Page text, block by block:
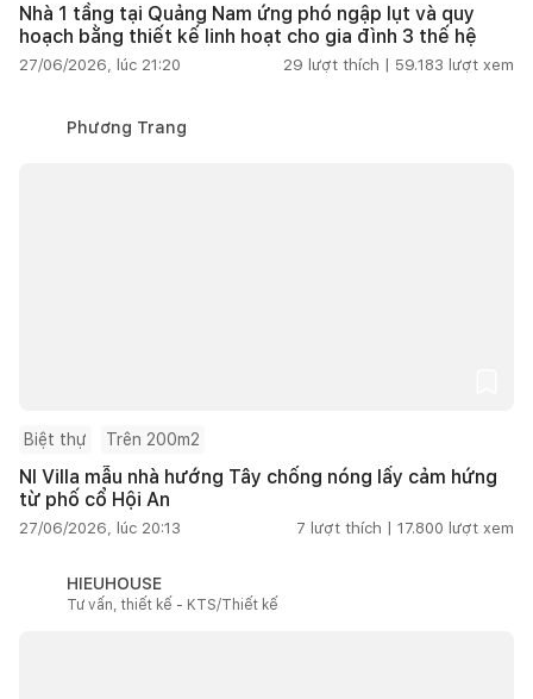
Nhà 1 tầng tại Quảng Nam ứng phó ngập lụt và quy
hoạch bằng thiết kế linh hoạt cho gia đình 3 thế hệ
27/06/2026, lúc 21:20 29 lượt thích | 59.183 lượt xem
Phương Trang
Biệt thự Trên 200m2
NI Villa mẫu nhà hướng Tây chống nóng lấy cảm hứng
từ phố cổ Hội An
27/06/2026, lúc 20:13 7 lượt thích | 17.800 lượt xem
HIEUHOUSE
Tư vấn, thiết kế - KTS/Thiết kế